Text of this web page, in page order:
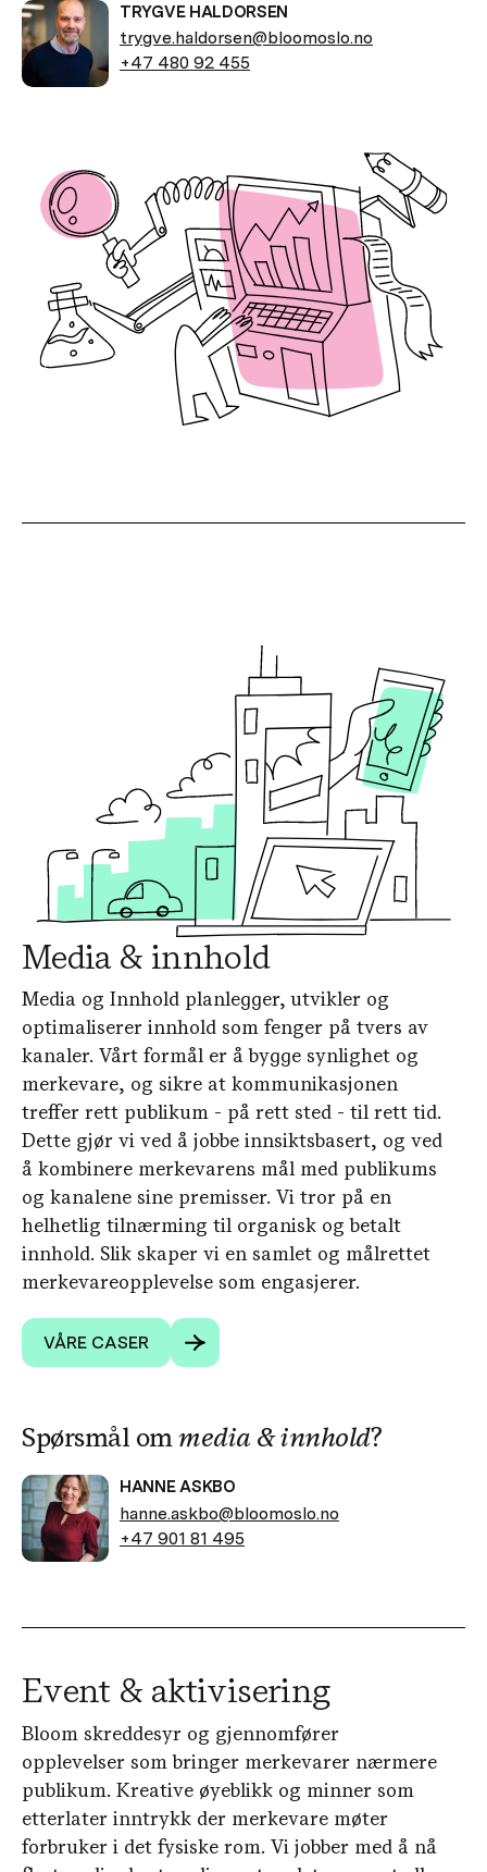
TRYGVE HALDORSEN
trygve.haldorsen@bloomoslo.no
+47 480 92 455
Media & innhold
Media og Innhold planlegger, utvikler og
optimaliserer innhold som fenger på tvers av
kanaler. Vårt formål er å bygge synlighet og
merkevare, og sikre at kommunikasjonen
treffer rett publikum - på rett sted - til rett tid.
Dette gjør vi ved å jobbe innsiktsbasert, og ved
å kombinere merkevarens mål med publikums
og kanalene sine premisser. Vi tror på en
helhetlig tilnærming til organisk og betalt
innhold. Slik skaper vi en samlet og målrettet
merkevareopplevelse som engasjerer.
VÅRE CASER
Spørsmål ommedia & innhold?
HANNE ASKBO
hanne.askbo@bloomoslo.no
+47 901 81 495
Event & aktivisering
Bloom skreddesyr og gjennomfører
opplevelser som bringer merkevarer nærmere
publikum. Kreative øyeblikk og minner som
etterlater inntrykk der merkevare møter
forbruker i det fysiske rom. Vi jobber med å nå